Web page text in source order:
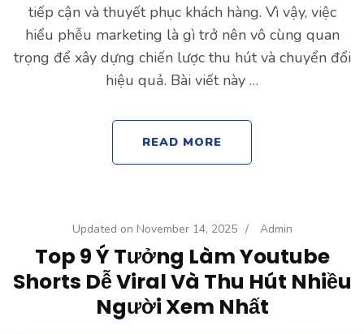
tiếp cận và thuyết phục khách hàng. Vì vậy, việc
hiểu phễu marketing là gì trở nên vô cùng quan
trọng để xây dựng chiến lược thu hút và chuyển đổi
hiệu quả. Bài viết này …
READ MORE
Updated on November 14, 2025 / Admin
Top 9 Ý Tưởng Làm Youtube
Shorts Dễ Viral Và Thu Hút Nhiều
Người Xem Nhất